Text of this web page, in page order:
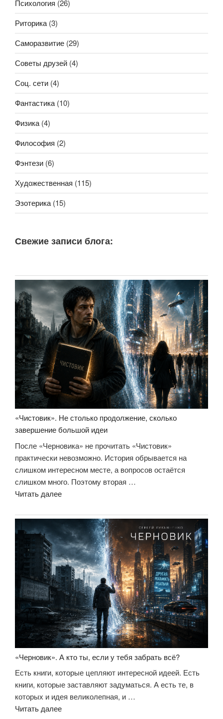
Психология (26)
Риторика (3)
Саморазвитие (29)
Советы друзей (4)
Соц. сети (4)
Фантастика (10)
Физика (4)
Философия (2)
Фэнтези (6)
Художественная (115)
Эзотерика (15)
Свежие записи блога:
«Чистовик». Не столько продолжение, сколько
завершение большой идеи
После «Черновика» не прочитать «Чистовик»
практически невозможно. История обрывается на
слишком интересном месте, а вопросов остаётся
слишком много. Поэтому вторая …
Читать далее««Чистовик».
столько
продолжение,
сколько
завершение
большой
идеи»
«Черновик». А кто ты, если у тебя забрать всё?
Есть книги, которые цепляют интересной идеей. Есть
книги, которые заставляют задуматься. А есть те, в
которых и идея великолепная, и …
Читать далее««Черновик».